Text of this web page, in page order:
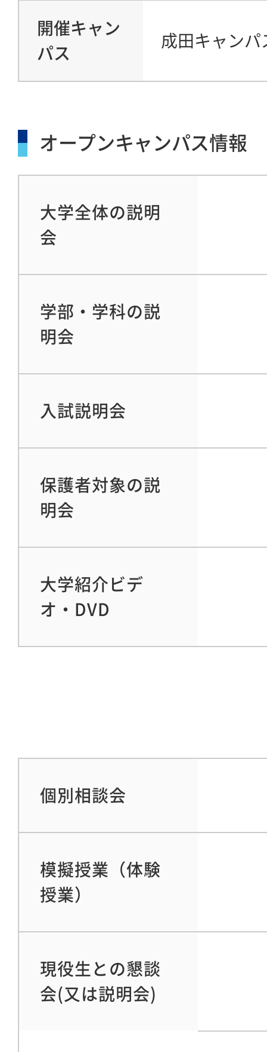
開催キャン
パス
成田キャンパ
オープンキャンパス情報
大学全体の説明
会
学部・学科の説
明会
入試説明会
保護者対象の説
明会
大学紹介ビデ
オ・DVD
個別相談会
模擬授業（体験
授業）
現役生との懇談
会(又は説明会)